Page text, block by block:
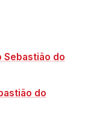
Sebastião do
do